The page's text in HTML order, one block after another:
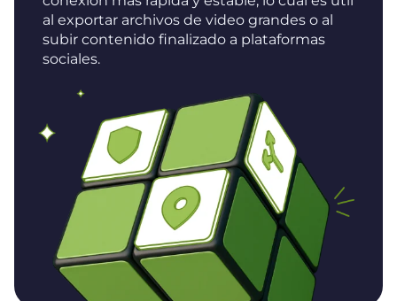
al exportar archivos de video grandes o al
subir contenido finalizado a plataformas
sociales.